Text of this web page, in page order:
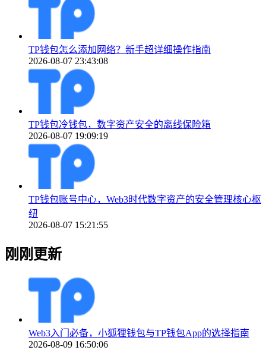
TP钱包怎么添加网络？新手超详细操作指南
2026-08-07 23:43:08
TP钱包冷钱包，数字资产安全的离线保险箱
2026-08-07 19:09:19
TP钱包账号中心，Web3时代数字资产的安全管理核心枢
纽
2026-08-07 15:21:55
刚刚更新
Web3入门必备，小狐狸钱包与TP钱包App的选择指南
2026-08-09 16:50:06